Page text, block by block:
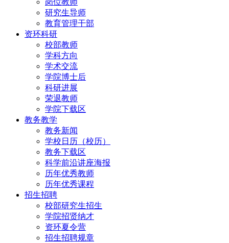
研究生导师
教育管理干部
资环科研
校部教师
学科方向
学术交流
学院博士后
科研进展
荣退教师
学院下载区
教务教学
教务新闻
学校日历（校历）
教务下载区
科学前沿讲座海报
历年优秀教师
历年优秀课程
招生招聘
校部研究生招生
学院招贤纳才
资环夏令营
招生招聘规章